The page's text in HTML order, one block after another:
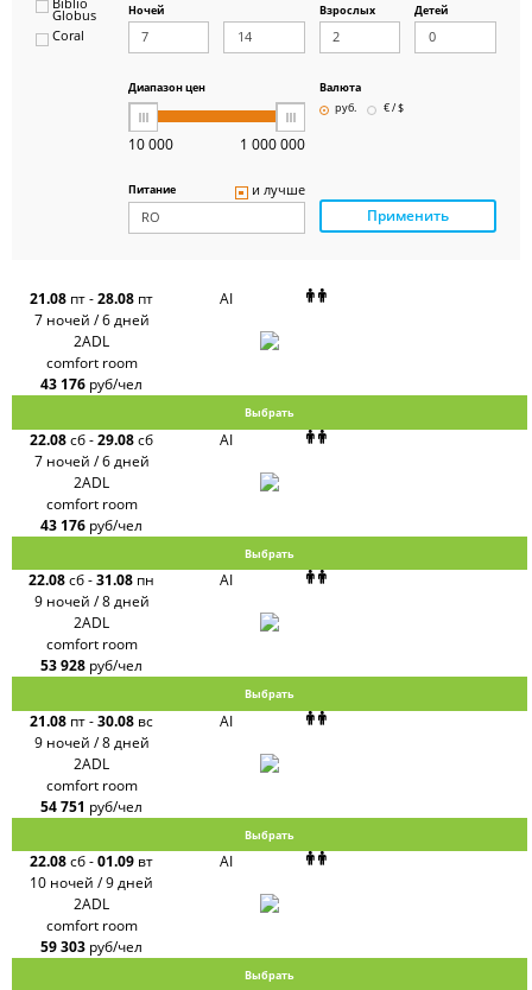
Globus
Coral
Alean
Sunmar
PlanTravel
FUN&SUN
ex TUI
Крымская
Волна
Russian
Интурист
Travelata
Ночей Взрослых Детей
Диапазон цен
10 000 1 000 000
Валюта
руб.
€ / $
Питание и лучше
Применить
21.08 пт-28.08 пт
7 ночей / 6 дней
AI
2ADL
comfort room
43 176 руб/чел
Выбрать
22.08сб-29.08сб
7 ночей / 6 дней
AI
2ADL
comfort room
43 176 руб/чел
Выбрать
22.08сб-31.08 пн
9 ночей / 8 дней
AI
2ADL
comfort room
53 928 руб/чел
Выбрать
21.08 пт-30.08 вс
9 ночей / 8 дней
AI
2ADL
comfort room
54 751 руб/чел
Выбрать
22.08сб-01.09 вт
10 ночей / 9 дней
AI
2ADL
comfort room
59 303 руб/чел
Выбрать